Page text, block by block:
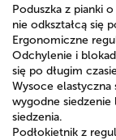
Poduszka z pianki
nie odkształcą się
Ergonomiczne
Odchylenie i
się po długim
Wysoce elastyczna
wygodne siedzenie
siedzenia.
Podłokietnik z